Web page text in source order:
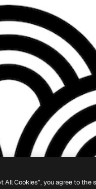
All Cookies”, you agree to